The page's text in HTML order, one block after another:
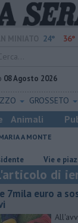
24° 36°
08 Agosto 2026
GROSSETO
Animali
A MONTE
Vie e piazze più
di
7mila euro a